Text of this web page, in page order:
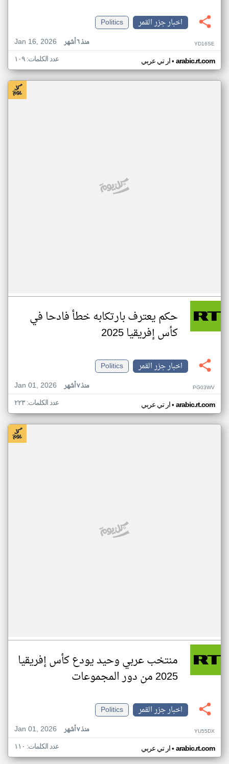
اخبار جزر القمر
Politics
Jan 16, 2026
منذ ٦ أشهر YD16SE
ار تي عربي• arabic.rt.com عدد الكلمات: ١٠٩
حكم يعترف بارتكابه خطأ فادحا في
كأس إفريقيا 2025
اخبار جزر القمر
Politics
Jan 01, 2026
منذ ٧ أشهر PG03WV
ار تي عربي• arabic.rt.com عدد الكلمات: ٢٢٣
منتخب عربي وحيد يودع كأس إفريقيا
2025 من دور المجموعات
اخبار جزر القمر
Politics
Jan 01, 2026
منذ ٧ أشهر YU55DX
ار تي عربي• arabic.rt.com عدد الكلمات: ١١٠